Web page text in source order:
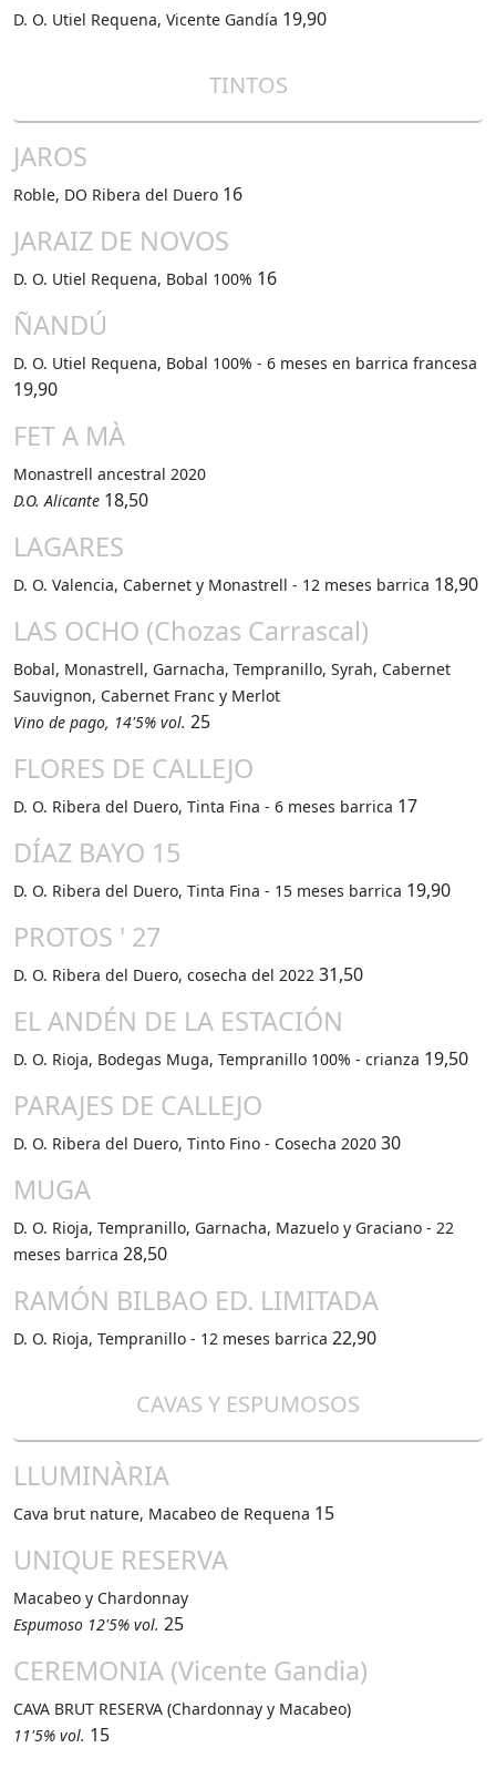
D. O. Utiel Requena, Vicente Gandía 19,90
TINTOS
JAROS
Roble, DO Ribera del Duero 16
JARAIZ DE NOVOS
D. O. Utiel Requena, Bobal 100% 16
ÑANDÚ
D. O. Utiel Requena, Bobal 100% - 6 meses en barrica francesa
19,90
FET A MÀ
Monastrell ancestral 2020
D.O. Alicante 18,50
LAGARES
D. O. Valencia, Cabernet y Monastrell - 12 meses barrica 18,90
LAS OCHO (Chozas Carrascal)
Bobal, Monastrell, Garnacha, Tempranillo, Syrah, Cabernet
Sauvignon, Cabernet Franc y Merlot
Vino de pago, 14'5% vol. 25
FLORES DE CALLEJO
D. O. Ribera del Duero, Tinta Fina - 6 meses barrica 17
DÍAZ BAYO 15
D. O. Ribera del Duero, Tinta Fina - 15 meses barrica 19,90
PROTOS ' 27
D. O. Ribera del Duero, cosecha del 2022 31,50
EL ANDÉN DE LA ESTACIÓN
D. O. Rioja, Bodegas Muga, Tempranillo 100% - crianza 19,50
PARAJES DE CALLEJO
D. O. Ribera del Duero, Tinto Fino - Cosecha 2020 30
MUGA
D. O. Rioja, Tempranillo, Garnacha, Mazuelo y Graciano - 22
meses barrica 28,50
RAMÓN BILBAO ED. LIMITADA
D. O. Rioja, Tempranillo - 12 meses barrica 22,90
CAVAS Y ESPUMOSOS
LLUMINÀRIA
Cava brut nature, Macabeo de Requena 15
UNIQUE RESERVA
Macabeo y Chardonnay
Espumoso 12'5% vol. 25
CEREMONIA (Vicente Gandia)
CAVA BRUT RESERVA (Chardonnay y Macabeo)
11'5% vol. 15